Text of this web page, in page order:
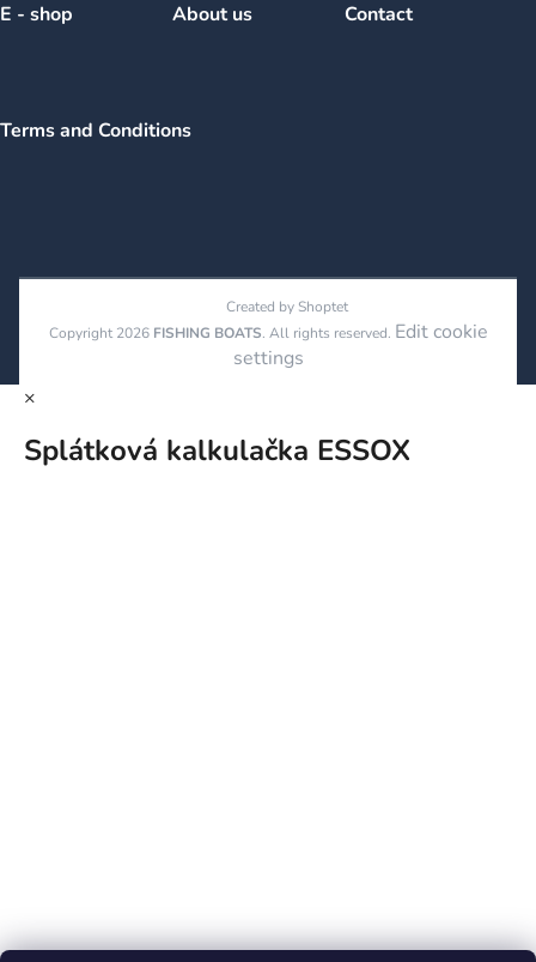
E - shop About us Contact
Terms and Conditions
Created by Shoptet
Copyright 2026 FISHING BOATS. All rights reserved. Edit cookie
settings
×
Splátková kalkulačka ESSOX